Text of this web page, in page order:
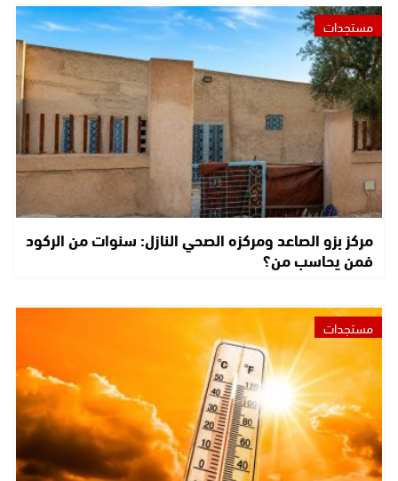
مستجدات
مركز بزو الصاعد ومركزه الصحي النازل: سنوات من الركود
فمن يحاسب من؟
مستجدات